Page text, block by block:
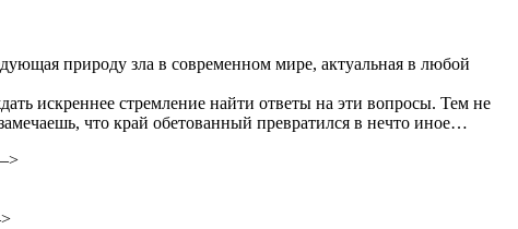
природу зла в современном мире, актуальная в любой
искреннее стремление найти ответы на эти вопросы. Тем не
что край обетованный превратился в нечто иное…